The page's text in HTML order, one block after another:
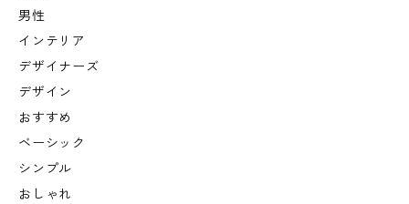
男性
インテリア
デザイナーズ
デザイン
おすすめ
ベーシック
シンプル
おしゃれ